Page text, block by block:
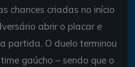
chances criadas no início
abrir o placar e
partida. O duelo terminou
gaúcho – sendo que o